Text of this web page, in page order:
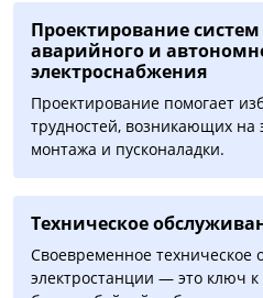
Проектирование систем
аварийного и
электроснабжения
Проектирование помогает
трудностей, возникающих на
монтажа и пусконаладки.
Техническое
Своевременное техническое
электростанции — это ключ к